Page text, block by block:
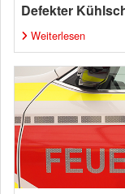
Defekter
Weiterlesen